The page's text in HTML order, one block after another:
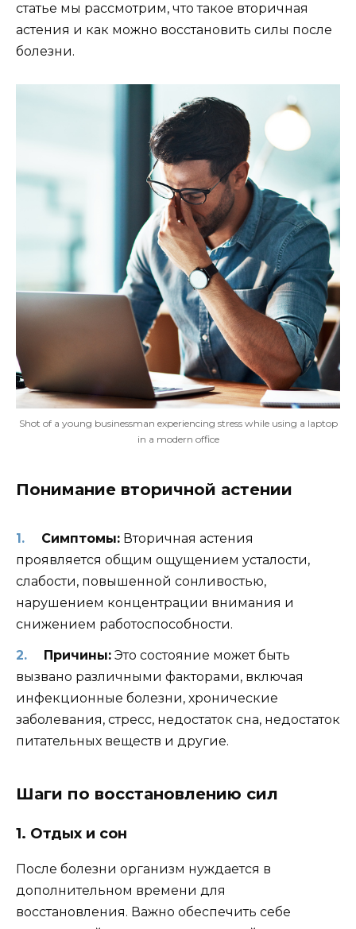
статье мы рассмотрим, что такое вторичная
астения и как можно восстановить силы после
болезни.
Shot of a young businessman experiencing stress while using a laptop
in a modern office
Понимание вторичной астении
Симптомы:Вторичная астения
проявляется общим ощущением усталости,
слабости, повышенной сонливостью,
нарушением концентрации внимания и
снижением работоспособности.
Причины:Это состояние может быть
вызвано различными факторами, включая
инфекционные болезни, хронические
заболевания, стресс, недостаток сна, недостаток
питательных веществ и другие.
Шаги по восстановлению сил
1. Отдых и сон
После болезни организм нуждается в
дополнительном времени для
восстановления. Важно обеспечить себе